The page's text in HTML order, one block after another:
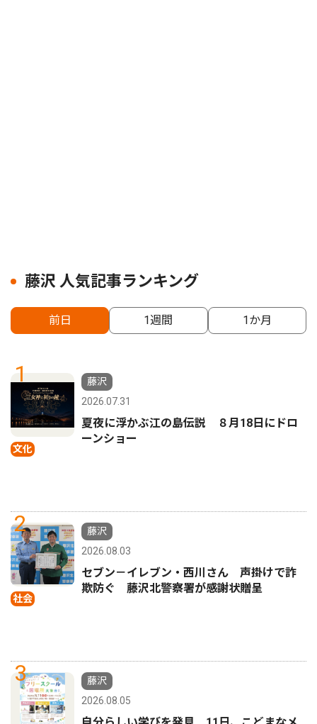
藤沢 人気記事ランキング
前日 1週間 1か月
1
文化
藤沢
2026.07.31
夏夜に浮かぶ江の島伝説 ８月18日にドロ
ーンショー
2
社会
藤沢
2026.08.03
セブン－イレブン・西川さん 声掛けで詐
欺防ぐ 藤沢北警察署が感謝状贈呈
3
藤沢
2026.08.05